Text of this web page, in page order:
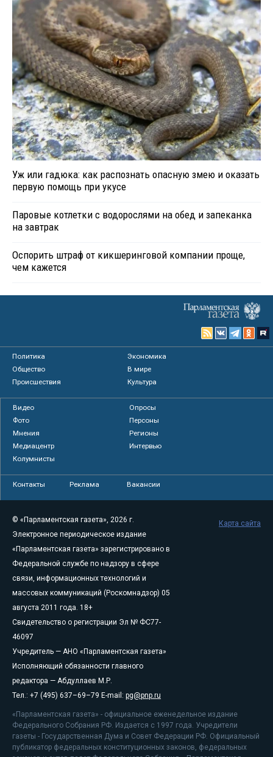
Уж или гадюка: как распознать опасную змею и оказать
первую помощь при укусе
Паровые котлетки с водорослями на обед и запеканка
на завтрак
Оспорить штраф от кикшеринговой компании проще,
чем кажется
Политика
Экономика
Общество
В мире
Происшествия
Культура
Видео
Опросы
Фото
Персоны
Мнения
Регионы
Медиацентр
Интервью
Колумнисты
Контакты Реклама Вакансии
© «Парламентская газета», 2026 г.
Электронное периодическое издание
«Парламентская газета» зарегистрировано в
Федеральной службе по надзору в сфере
связи, информационных технологий и
массовых коммуникаций (Роскомнадзор) 05
августа 2011 года. 18+
Свидетельство о регистрации Эл № ФС77-
46097
Учредитель — АНО «Парламентская газета»
Исполняющий обязанности главного
редактора — Абдуллаев М.Р.
Тел.: +7 (495) 637–69–79 E-mail: pg@pnp.ru
«Парламентская газета» - официальное еженедельное издание
Федерального Собрания РФ. Издается с 1997 года. Учредители
газеты - Государственная Дума и Совет Федерации РФ. Официальный
публикатор федеральных конституционных законов, федеральных
Карта сайта